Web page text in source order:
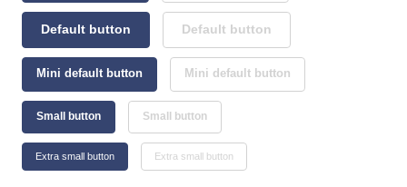
Default button Default button
Mini default button Mini default button
Small button Small button
Extra small button Extra small button